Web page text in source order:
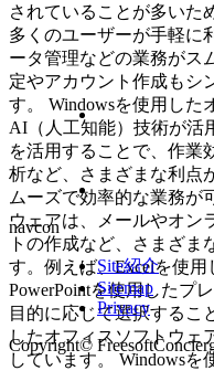
されていることが多いた
多くのユーザーが手軽に
ータ管理などの業務がス
定やアカウント作成もシ
す。 Windowsを使用した
AI（人工知能）技術が活
を活用することで、作業
析など、さまざまな利点
ムーズで効率的な業務が
ウェアは、メールやオン
トの作成など、さまざま
す。例えば、Excelを使用
PowerPointを使用したプ
目的に応じて選択するこ
したオフィスソフトウェ
しています。 Windowsを
navcon
Site紹介
Sitemap
Privacy
Copyright©